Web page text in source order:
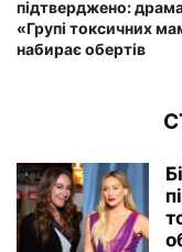
підтверджено:
«Групі токсичних
набирає обертів